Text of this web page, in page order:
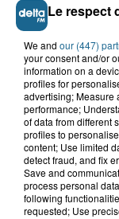
5
5
Le respect
We and our (447)
your consent and/or
information on a
profiles for
advertising; Measure
performance;
of data from different
profiles to
content; Use limited
detect fraud, and fix
Save and
process personal
following
requested; Use